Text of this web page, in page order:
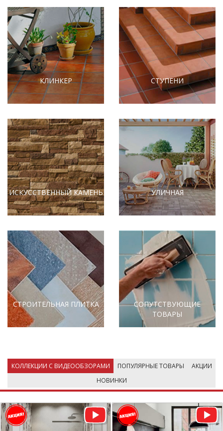
КЛИНКЕР СТУПЕНИ
ИСКУССТВЕННЫЙ КАМЕНЬ УЛИЧНАЯ
СТРОИТЕЛЬНАЯ ПЛИТКА
СОПУТСТВУЮЩИЕ
ТОВАРЫ
КОЛЛЕКЦИИ С ВИДЕООБЗОРАМИ ПОПУЛЯРНЫЕ ТОВАРЫ
АКЦИИ
НОВИНКИ